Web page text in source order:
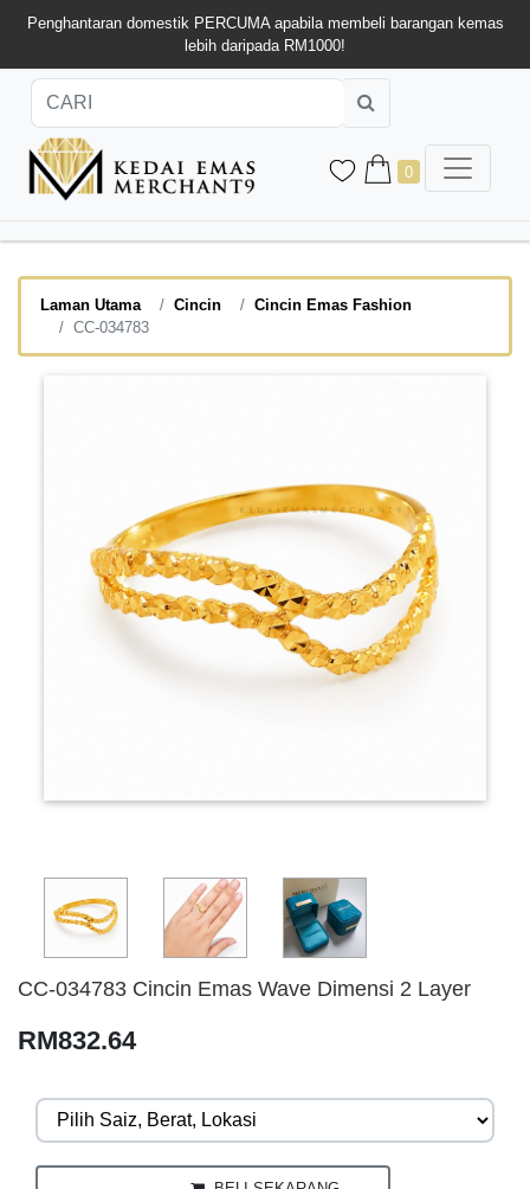
Penghantaran domestik PERCUMA apabila membeli barangan kemas
lebih daripada RM1000!
0
Laman Utama Cincin
Cincin Emas Fashion
CC-034783
CC-034783 Cincin Emas Wave Dimensi 2 Layer
RM832.64